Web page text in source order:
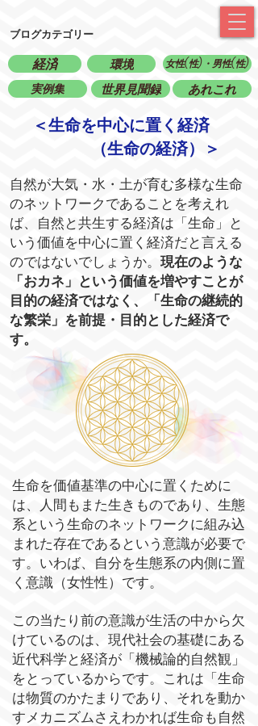
ブログカテゴリー
経済 環境 女性(性)・男性(性)
実例集 世界見聞録 あれこれ
＜生命を中心に置く経済
（生命の経済）＞
自然が大気・水・土が育む多様な生命
のネットワークであることを考えれ
ば、自然と共生する経済は「生命」と
いう価値を中心に置く経済だと言える
のではないでしょうか。 現在のような
「おカネ」という価値を増やすことが
目的の経済ではなく、「生命の継続的
な繁栄」を前提・目的とした経済で
す。
生命を価値基準の中心に置くために
は、人間もまた生きものであり、生態
系という生命のネットワークに組み込
まれた存在であるという意識が必要で
す。いわば、自分を生態系の内側に置
く意識（女性性）です。
この当たり前の意識が生活の中から欠
けているのは、現代社会の基礎にある
近代科学と経済が「機械論的自然観」
をとっているからです。これは「生命
は物質のかたまりであり、それを動か
すメカニズムさえわかれば生命も自然